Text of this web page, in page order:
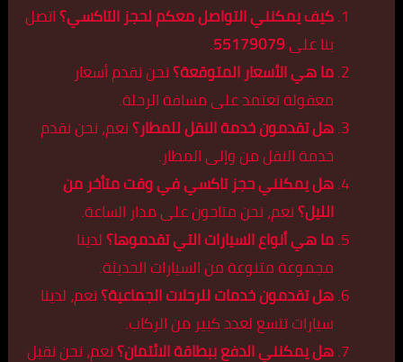
كيف يمكنني التواصل معكم لحجز التاكسي؟اتصل
بنا على55179079
.
ما هي الأسعار المتوقعة؟نحن نقدم أسعار
معقولة تعتمد على مسافة الرحلة.
هل تقدمون خدمة النقل للمطار؟نعم، نحن نقدم
خدمة النقل من وإلى المطار.
هل يمكنني حجز تاكسي في وقت متأخر من
الليل؟نعم، نحن متاحون على مدار الساعة.
ما هي أنواع السيارات التي تقدموها؟لدينا
مجموعة متنوعة من السيارات الحديثة.
هل تقدمون خدمات للرحلات الجماعية؟نعم، لدينا
سيارات تتسع لعدد كبير من الركاب.
هل يمكنني الدفع ببطاقة الائتمان؟نعم، نحن نقبل